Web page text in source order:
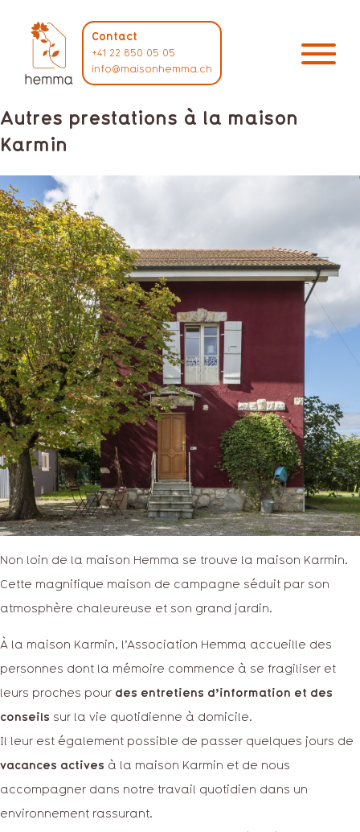
Contact
+41 22 850 05 05
info@maisonhemma.ch
Autres prestations à la maison
Karmin
Non loin de la maison Hemma se trouve la maison Karmin.
Cette magnifique maison de campagne séduit par son
atmosphère chaleureuse et son grand jardin.
À la maison Karmin, l’Association Hemma accueille des
personnes dont la mémoire commence à se fragiliser et
leurs proches pour des entretiens d’information et des
conseils sur la vie quotidienne à domicile.
Il leur est également possible de passer quelques jours de
vacances actives à la maison Karmin et de nous
accompagner dans notre travail quotidien dans un
environnement rassurant.